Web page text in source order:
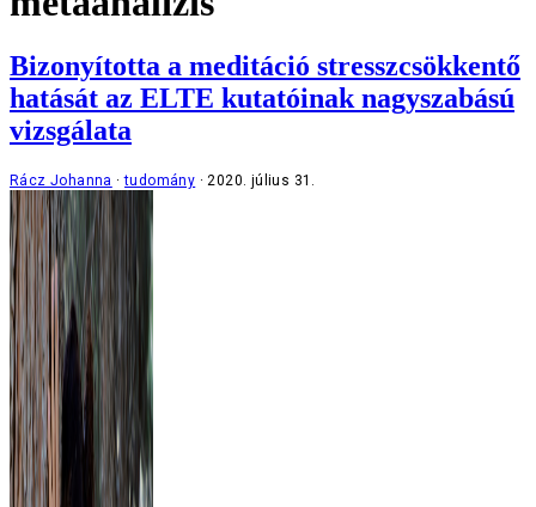
Bizonyította a meditáció stresszcsökkentő
hatását az ELTE kutatóinak nagyszabású
vizsgálata
Rácz Johanna tudomány 2020. július 31.